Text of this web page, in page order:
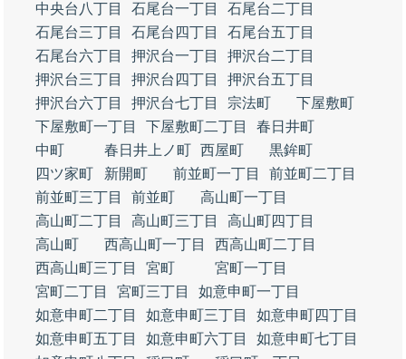
中央台八丁目
石尾台一丁目
石尾台二丁目
石尾台三丁目
石尾台四丁目
石尾台五丁目
石尾台六丁目
押沢台一丁目
押沢台二丁目
押沢台三丁目
押沢台四丁目
押沢台五丁目
押沢台六丁目
押沢台七丁目 宗法町
下屋敷町
下屋敷町一丁目
下屋敷町二丁目
春日井町
中町
春日井上ノ町 西屋町
黒鉾町
四ツ家町
新開町 前並町一丁目
前並町二丁目
前並町三丁目
前並町
高山町一丁目
高山町二丁目
高山町三丁目
高山町四丁目
高山町
西高山町一丁目
西高山町二丁目
西高山町三丁目
宮町
宮町一丁目
宮町二丁目
宮町三丁目
如意申町一丁目
如意申町二丁目
如意申町三丁目
如意申町四丁目
如意申町五丁目
如意申町六丁目
如意申町七丁目